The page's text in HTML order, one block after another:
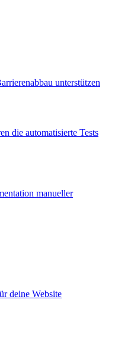
unterstützen
die automatisierte Tests
manueller
deine Website